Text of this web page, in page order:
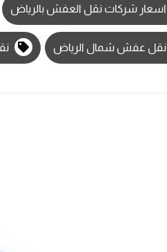
اسعار شركات نقل العفش بالرياض
نقل عفش شمال الرياض